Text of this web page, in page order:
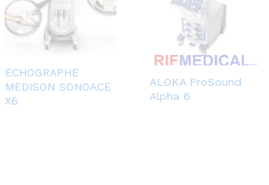
ECHOGRAPHE
MEDISON SONOACE
X6
ALOKA ProSound
Alpha 6